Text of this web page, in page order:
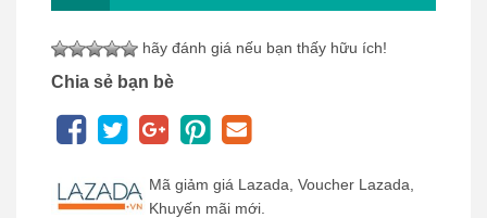
hãy đánh giá nếu bạn thấy hữu ích!
Chia sẻ bạn bè
Mã giảm giá Lazada, Voucher Lazada,
Khuyến mãi mới.